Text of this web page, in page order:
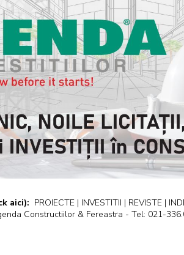
aici): PROIECTE | INVESTITII | REVISTE |
Constructiilor & Fereastra - Tel: 021-